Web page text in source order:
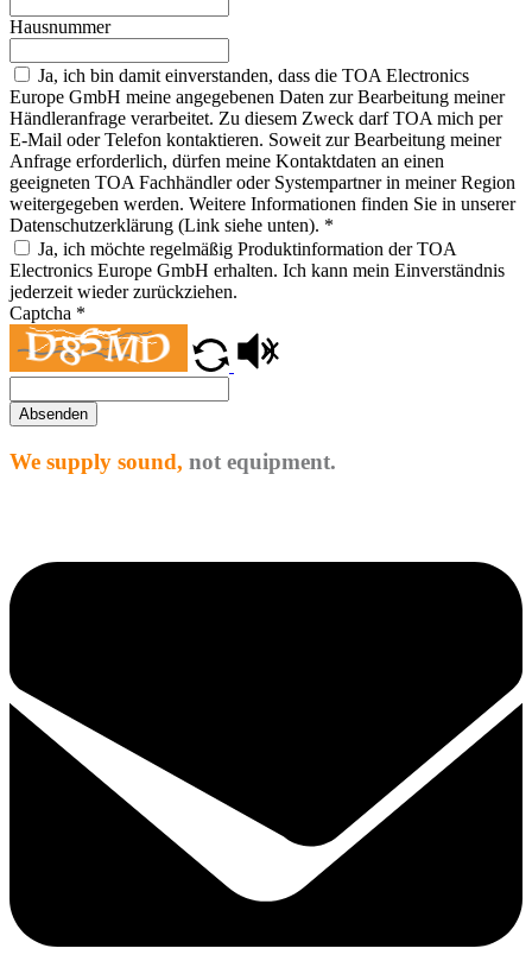
Hausnummer
Ja, ich bin damit einverstanden, dass die TOA Electronics
Europe GmbH meine angegebenen Daten zur Bearbeitung meiner
Händleranfrage verarbeitet. Zu diesem Zweck darf TOA mich per
E-Mail oder Telefon kontaktieren. Soweit zur Bearbeitung meiner
Anfrage erforderlich, dürfen meine Kontaktdaten an einen
geeigneten TOA Fachhändler oder Systempartner in meiner Region
weitergegeben werden. Weitere Informationen finden Sie in unserer
Datenschutzerklärung (Link siehe unten). *
Ja, ich möchte regelmäßig Produktinformation der TOA
Electronics Europe GmbH erhalten. Ich kann mein Einverständnis
jederzeit wieder zurückziehen.
Captcha *
Absenden
We supply sound, not equipment.